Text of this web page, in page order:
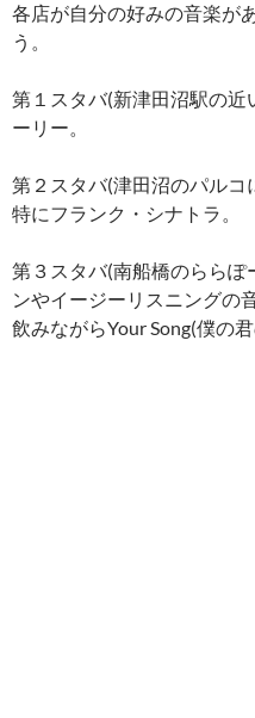
各店が自分の好みの音楽が
う。
第１スタバ(新津田沼駅の
ーリー。
第２スタバ(津田沼のパルコ
特にフランク・シナトラ。
第３スタバ(南船橋のららぽ
ンやイージーリスニングの
飲みながらYour Song(僕の